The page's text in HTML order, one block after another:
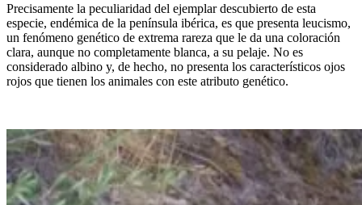
Precisamente la peculiaridad del ejemplar descubierto de esta
especie, endémica de la península ibérica, es que presenta leucismo,
un fenómeno genético de extrema rareza que le da una coloración
clara, aunque no completamente blanca, a su pelaje. No es
considerado albino y, de hecho, no presenta los característicos ojos
rojos que tienen los animales con este atributo genético.